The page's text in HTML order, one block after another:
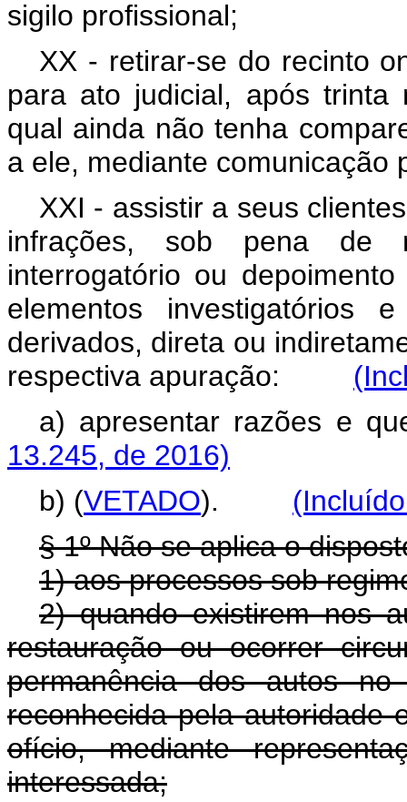
sigilo profissional;
XX - retirar-se do recinto
para ato judicial, após
qual ainda não tenha
a ele, mediante comunicação
XXI - assistir a seus
infrações, sob pena de
interrogatório ou
elementos investigatórios
derivados, direta ou
respectiva apuração:
a) apresentar
13.245, de 2016)
b) (VETADO).
§ 1º Não se aplica o
1) aos processos sob
2) quando existirem nos
restauração ou ocorrer
permanência dos autos
reconhecida pela autoridade
ofício, mediante
interessada;